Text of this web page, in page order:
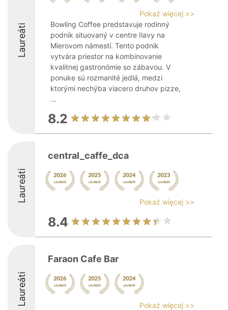
Laureáti
Pokaż więcej >>
Bowling Coffee predstavuje rodinný
podnik situovaný v centre Ilavy na
Mierovom námestí. Tento podnik
vytvára priestor na kombinovanie
kvalitnej gastronómie so zábavou. V
ponuke sú rozmanité jedlá, medzi
ktorými nechýba viacero druhov pizze,
...
8.2
Laureáti
central_caffe_dca
Pokaż więcej >>
8.4
Laureáti
Faraon Cafe Bar
Pokaż więcej >>